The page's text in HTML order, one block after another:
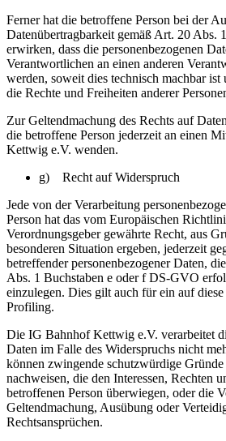
Ferner hat die betroffene Person bei der
Datenübertragbarkeit gemäß Art. 20 Abs.
erwirken, dass die personenbezogenen
Verantwortlichen an einen anderen
werden, soweit dies technisch machbar
die Rechte und Freiheiten anderer
Zur Geltendmachung des Rechts auf
die betroffene Person jederzeit an einen
Kettwig e.V. wenden.
g) Recht auf Widerspruch
Jede von der Verarbeitung
Person hat das vom Europäischen
Verordnungsgeber gewährte Recht, aus
besonderen Situation ergeben, jederzeit
betreffender personenbezogener Daten,
Abs. 1 Buchstaben e oder f DS-GVO
einzulegen. Dies gilt auch für ein auf
Profiling.
Die IG Bahnhof Kettwig e.V. verarbeitet
Daten im Falle des Widerspruchs nicht
können zwingende schutzwürdige
nachweisen, die den Interessen, Rechten
betroffenen Person überwiegen, oder die
Geltendmachung, Ausübung oder
Rechtsansprüchen.